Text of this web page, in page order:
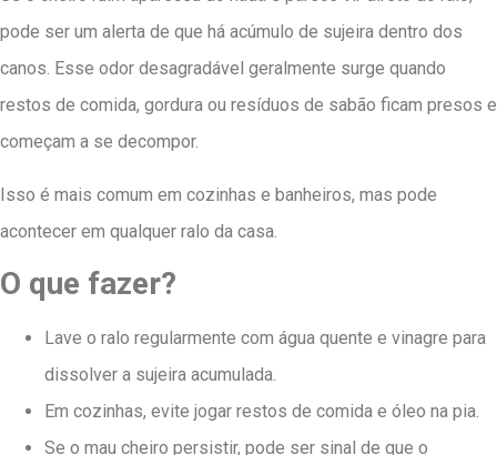
pode ser um alerta de que há acúmulo de sujeira dentro dos
canos. Esse odor desagradável geralmente surge quando
restos de comida, gordura ou resíduos de sabão ficam presos e
começam a se decompor.
Isso é mais comum em cozinhas e banheiros, mas pode
acontecer em qualquer ralo da casa.
O que fazer?
Lave o ralo regularmente com água quente e vinagre para
dissolver a sujeira acumulada.
Em cozinhas, evite jogar restos de comida e óleo na pia.
Se o mau cheiro persistir, pode ser sinal de que o